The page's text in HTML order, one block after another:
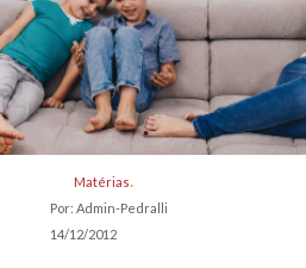
Matérias
Por: Admin-Pedralli
14/12/2012